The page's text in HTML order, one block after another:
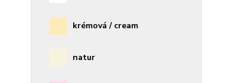
krémová / cream
natur